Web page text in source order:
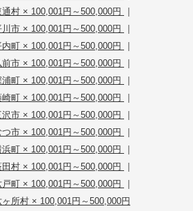
村 × 100,001円～500,000円 |
市 × 100,001円～500,000円 |
町 × 100,001円～500,000円 |
市 × 100,001円～500,000円 |
町 × 100,001円～500,000円 |
町 × 100,001円～500,000円 |
市 × 100,001円～500,000円 |
市 × 100,001円～500,000円 |
町 × 100,001円～500,000円 |
村 × 100,001円～500,000円 |
町 × 100,001円～500,000円 |
所村 × 100,001円～500,000円